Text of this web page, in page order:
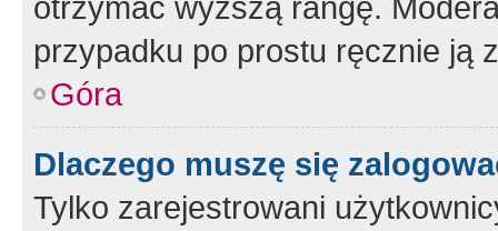
przypadku po prostu ręcznie ją
Góra
Dlaczego muszę się
Tylko zarejestrowani